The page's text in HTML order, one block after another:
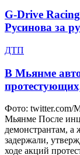
G-Drive
Русинова за
ДТП
В Мьянме
Фото: twitter.com/
Мьянме После
демонстрантам,
задержали,
ходе акций